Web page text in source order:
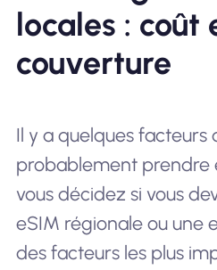
locales : coût
couverture
Il y a quelques facteurs
probablement prendre
vous décidez si vous
eSIM régionale ou une
des facteurs les plus